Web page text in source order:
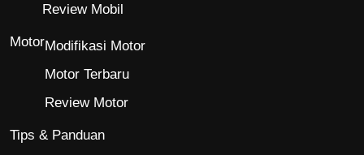
Review Mobil
MotorModifikasi Motor
Motor Terbaru
Review Motor
Tips & Panduan